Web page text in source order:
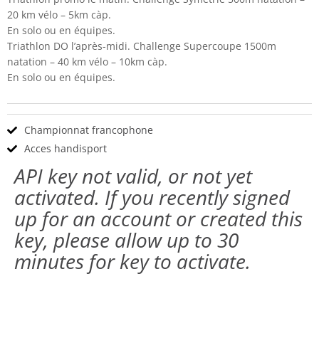
20 km vélo – 5km càp.
En solo ou en équipes.
Triathlon DO l’après-midi. Challenge Supercoupe 1500m
natation – 40 km vélo – 10km càp.
En solo ou en équipes.
Championnat francophone
Acces handisport
API key not valid, or not yet
activated. If you recently signed
up for an account or created this
key, please allow up to 30
minutes for key to activate.